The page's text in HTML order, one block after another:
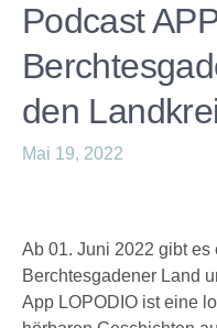
Podcast
den
Mai 19, 2022
Ab 01. Juni 2022 gibt es
Berchtesgadener Land
App LOPODIO ist eine